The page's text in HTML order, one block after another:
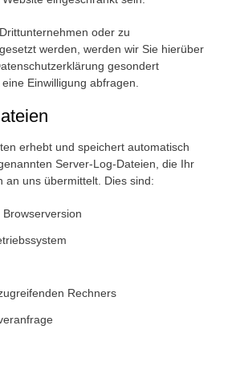
oder zu
werden, werden wir Sie hierüber
gesondert
Einwilligung abfragen.
erhebt und speichert automatisch
Server-Log-Dateien, die Ihr
an uns übermittelt. Dies sind:
Rechners